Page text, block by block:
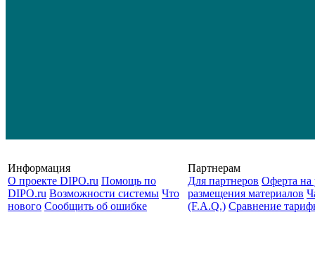
Информация
О проекте DIPO.ru Помощь по
DIPO.ru Возможности системы Что
нового Сообщить об ошибке
Партнерам
Для партнеров Оферта на
размещения материалов
(F.A.Q.) Cравнение